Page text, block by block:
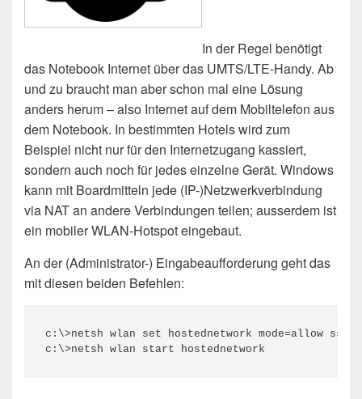
In der Regel benötigt
das Notebook Internet über das UMTS/LTE-Handy. Ab
und zu braucht man aber schon mal eine Lösung
anders herum – also Internet auf dem Mobiltelefon aus
dem Notebook. In bestimmten Hotels wird zum
Beispiel nicht nur für den Internetzugang kassiert,
sondern auch noch für jedes einzelne Gerät. Windows
kann mit Boardmitteln jede (IP-)Netzwerkverbindung
via NAT an andere Verbindungen teilen; ausserdem ist
ein mobiler WLAN-Hotspot eingebaut.
An der (Administrator-) Eingabeaufforderung geht das
mit diesen beiden Befehlen:
c:\>netsh wlan set hostednetwork mode=allow
c:\>netsh wlan start hostednetwork